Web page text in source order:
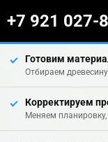
+7 921 027-
Готовим
Отбираем
Корректируем
Меняем